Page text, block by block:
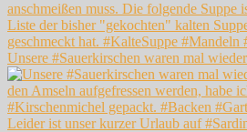
Unsere #Sauerkirschen waren mal
Leider ist unser kurzer Urlaub auf